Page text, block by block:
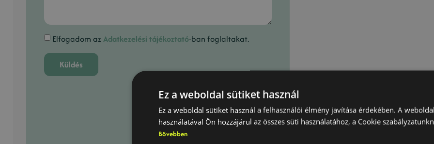
Elfogadom az Adatkezelési tájékoztató-ban foglaltakat.
Küldés
Ez a weboldal sütiket használ
Ez a weboldal sütiket használ a felhasználói élmény javítása érdekében. A
használatával Ön hozzájárul az összes süti használatához, a Cookie
Bővebben